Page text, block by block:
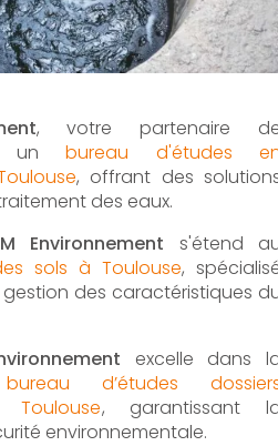
, votre partenaire
unbureau d'études
, offrant des
des eaux.
Environnement s'étend
sols à Toulouse,
des caractéristiques
excelle dans
bureau d’études
, garantissant
environnementale.